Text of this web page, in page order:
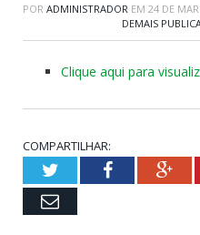
POR ADMINISTRADOR EM 24 DE
DEMAIS
Clique aqui para
COMPARTILHAR:
TwitterFacebook
Email